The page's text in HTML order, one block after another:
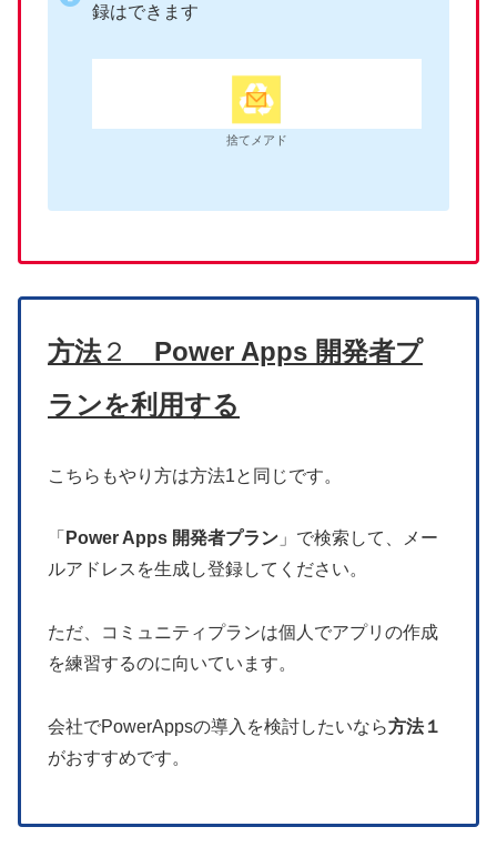
録はできます
捨てメアド
方法２ Power Apps 開発者プ
ランを利用する
こちらもやり方は方法1と同じです。
「 Power Apps 開発者プラン 」で検索して、メー
ルアドレスを生成し登録してください。
ただ、コミュニティプランは個人でアプリの作成
を練習するのに向いています。
会社でPowerAppsの導入を検討したいなら方法１
がおすすめです。